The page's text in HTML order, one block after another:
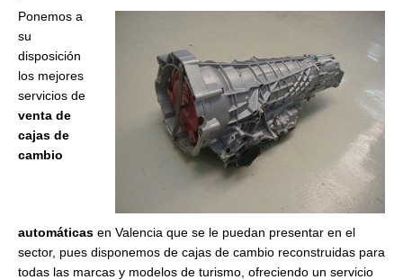
Ponemos a
su
disposición
los mejores
servicios de
venta de
cajas de
cambio
automáticas en Valencia que se le puedan presentar en el
sector, pues disponemos de cajas de cambio reconstruidas para
todas las marcas y modelos de turismo, ofreciendo un servicio